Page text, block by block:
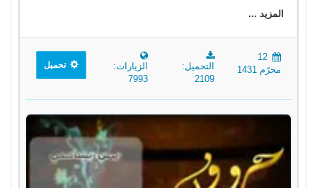
المزيد ...
12
محرّم 1431
التحميل:
2109
الزيارات:
7993
تحميل